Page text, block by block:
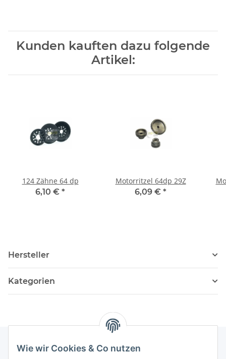
Wie wir Cookies & Co nutzen
Kunden kauften dazu folgende
Artikel:
124 Zähne 64 dp
6,10 € *
Motorritzel 64dp 29Z
6,09 € *
Hersteller
Kategorien